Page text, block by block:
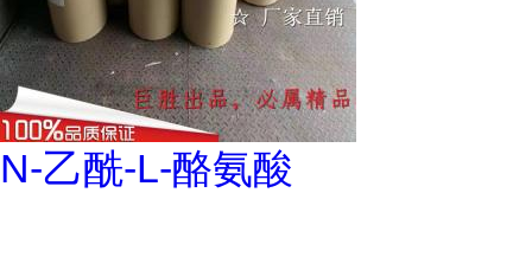
N-乙酰-L-酪氨酸